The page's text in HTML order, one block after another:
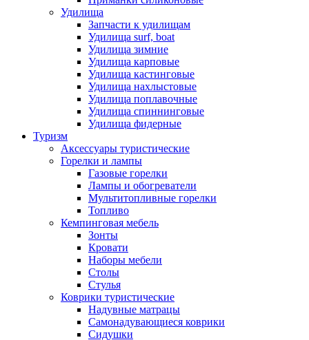
Удилища
Запчасти к удилищам
Удилища surf, boat
Удилища зимние
Удилища карповые
Удилища кастинговые
Удилища нахлыстовые
Удилища поплавочные
Удилища спиннинговые
Удилища фидерные
Туризм
Аксессуары туристические
Горелки и лампы
Газовые горелки
Лампы и обогреватели
Мультитопливные горелки
Топливо
Кемпинговая мебель
Зонты
Кровати
Наборы мебели
Столы
Стулья
Коврики туристические
Надувные матрацы
Самонадувающиеся коврики
Сидушки